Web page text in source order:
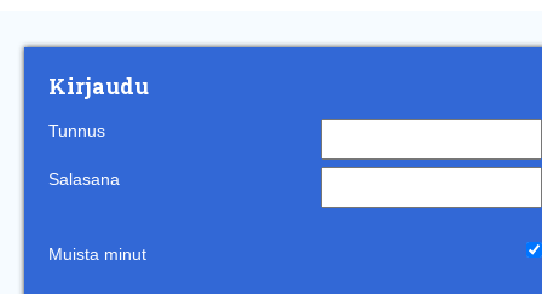
Kirjaudu
Tunnus
Salasana
Muista minut